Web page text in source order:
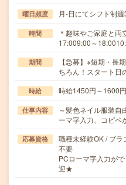
曜日頻度 月-日にてシフト制
時間
＊趣味やご家庭と両
17:009:00～
期間
【急募】※短期・長
ちろん！スタート日
時給 時給1450円～1600
仕事内容
～髪色ネイル服装自
ーマ字入力、コピ
応募資格
職種未経験OK / ブラ
不要
PCローマ字入力が
迎★